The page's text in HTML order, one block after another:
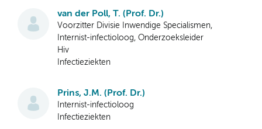
van der Poll, T. (Prof. Dr.)
Voorzitter Divisie Inwendige Specialismen,
Internist-infectioloog, Onderzoeksleider
Hiv
Infectieziekten
Prins, J.M. (Prof. Dr.)
Internist-infectioloog
Infectieziekten